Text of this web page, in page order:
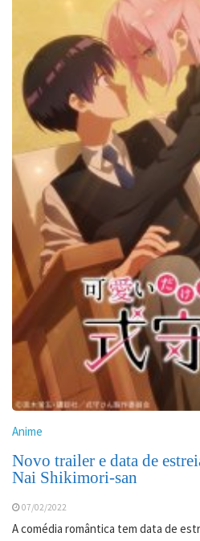
Anime
Novo trailer e data de
Nai Shikimori-san
07/02/2022
A comédia romântica tem data de